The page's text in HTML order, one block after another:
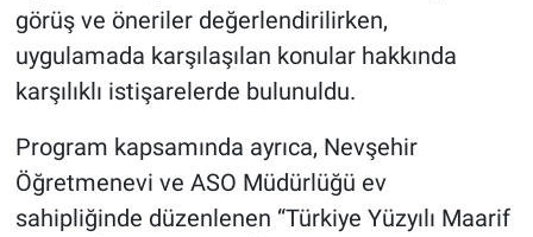
görüş ve öneriler değerlendirilirken,
uygulamada karşılaşılan konular hakkında
karşılıklı istişarelerde bulunuldu.
Program kapsamında ayrıca, Nevşehir
Öğretmenevi ve ASO Müdürlüğü ev
sahipliğinde düzenlenen “Türkiye Yüzyılı Maarif
Genel
Kültür - Sanat
Politika